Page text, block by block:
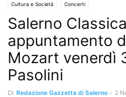
Cultura e Società Concerti
Salerno
appuntamento
Mozart venerdì
Pasolini
Di Redazione Gazzetta di Salerno - 2